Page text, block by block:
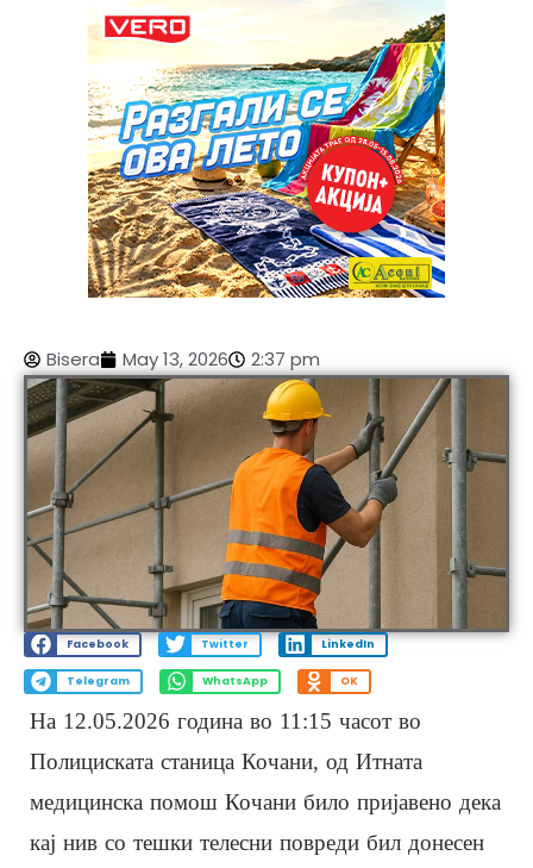
Bisera May 13, 2026 2:37 pm
Facebook Twitter LinkedIn
Telegram WhatsApp OK
На 12.05.2026 година во 11:15 часот во
Полициската станица Кочани, од Итната
медицинска помош Кочани било пријавено дека
кај нив со тешки телесни повреди бил донесен